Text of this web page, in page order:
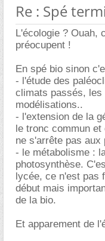
Re : Spé
L'écologie ? Ouah,
préocupent !
En spé bio sinon
- l'étude des
climats passés, les
modélisations..
- l'extension de la
le tronc commun
ne s'arrête pas aux
- le métabolisme :
photosynthèse.
lycée, ce n'est pas
début mais
de la bio.
Et apparement de